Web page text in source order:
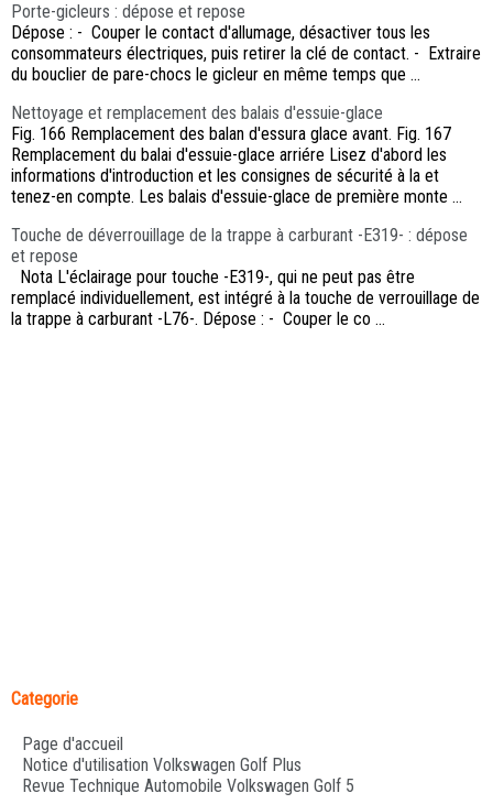
Porte-gicleurs : dépose et repose
Dépose : - Couper le contact d'allumage, désactiver tous les
consommateurs électriques, puis retirer la clé de contact. - Extraire
du bouclier de pare-chocs le gicleur en même temps que ...
Nettoyage et remplacement des balais d'essuie-glace
Fig. 166 Remplacement des balan d'essura glace avant. Fig. 167
Remplacement du balai d'essuie-glace arriére Lisez d'abord les
informations d'introduction et les consignes de sécurité à la et
tenez-en compte. Les balais d'essuie-glace de première monte ...
Touche de déverrouillage de la trappe à carburant -E319- : dépose
et repose
Nota L'éclairage pour touche -E319-, qui ne peut pas être
remplacé individuellement, est intégré à la touche de verrouillage de
la trappe à carburant -L76-. Dépose : - Couper le co ...
Categorie
Page d'accueil
Notice d'utilisation Volkswagen Golf Plus
Revue Technique Automobile Volkswagen Golf 5